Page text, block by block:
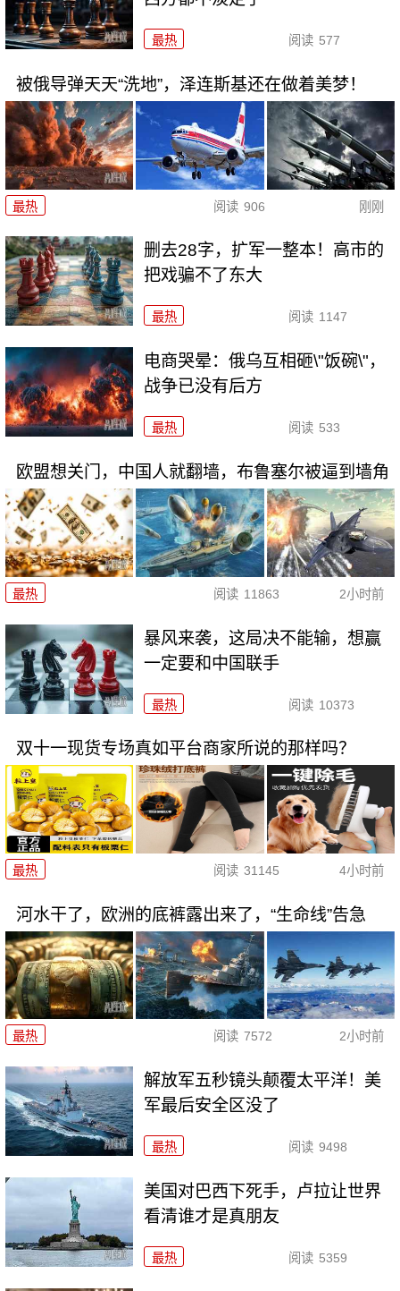
最热 阅读 577
被俄导弹天天“洗地”，泽连斯基还在做着美梦！
最热 阅读 906 刚刚
删去28字，扩军一整本！高市的
把戏骗不了东大
最热 阅读 1147
电商哭晕：俄乌互相砸\"饭碗\"，
战争已没有后方
最热 阅读 533
欧盟想关门，中国人就翻墙，布鲁塞尔被逼到墙角
最热 阅读 11863 2小时前
暴风来袭，这局决不能输，想赢
一定要和中国联手
最热 阅读 10373
双十一现货专场真如平台商家所说的那样吗？
最热 阅读 31145 4小时前
河水干了，欧洲的底裤露出来了，“生命线”告急
最热 阅读 7572 2小时前
解放军五秒镜头颠覆太平洋！美
军最后安全区没了
最热 阅读 9498
美国对巴西下死手，卢拉让世界
看清谁才是真朋友
最热 阅读 5359